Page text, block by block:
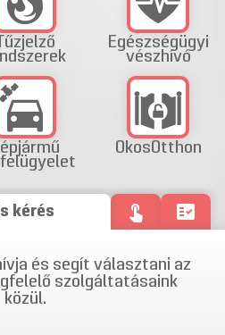
Tűzjelző
Egészségügyi
vészhívó
OkosOtthon
kérés touch_app fact_check
és segít választani az
szolgáltatásaink
közül.